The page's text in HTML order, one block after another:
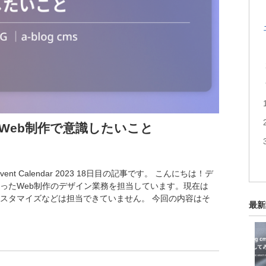
制作で意識したいこと
Calendar 2023 18日目の記事です。 こんにちは！デ
たWeb制作のデザイン業務を担当しています。現在は
タマイズなどは担当できていません。 今回の内容はそ
最